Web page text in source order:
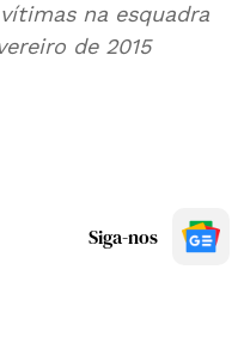
na esquadra
de 2015
Siga-nos